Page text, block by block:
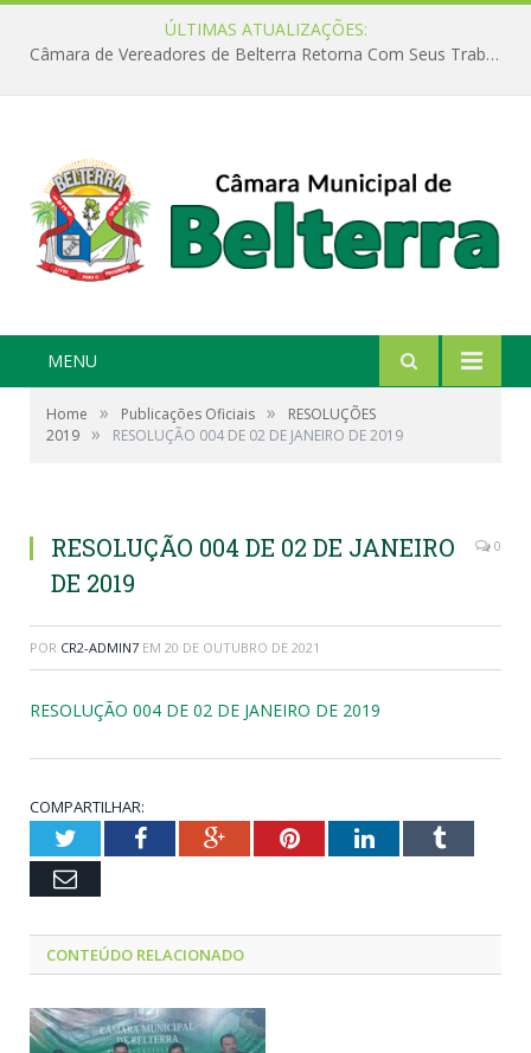
ÚLTIMAS ATUALIZAÇÕES:
Câmara de Vereadores de Belterra Retorna Com Seus Trabalhos Legislativos
MENU
Home » Publicações Oficiais »
RESOLUÇÕES
2019 » RESOLUÇÃO 004 DE 02 DE JANEIRO DE 2019
RESOLUÇÃO 004 DE 02 DE JANEIRO
DE 2019
0
POR CR2-ADMIN7 EM 20 DE OUTUBRO DE 2021
RESOLUÇÃO 004 DE 02 DE JANEIRO DE 2019
COMPARTILHAR:
TwitterFacebookGoogle+PinterestLinkedInTumblr
Email
CONTEÚDO RELACIONADO